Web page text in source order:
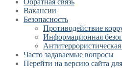
Вакансии
Безопасность
Противодействие
Информационная
Антитеррористическая
Часто задаваемые вопросы
Перейти на версию сайта